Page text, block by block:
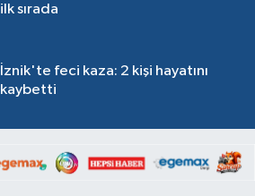
ilk sırada
İznik'te feci kaza: 2 kişi hayatını
kaybetti